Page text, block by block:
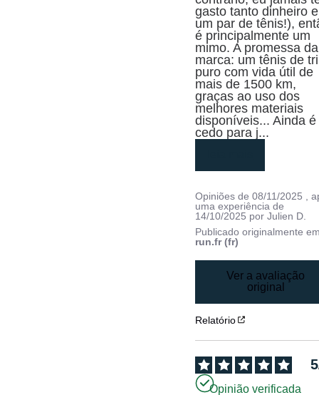
gasto tanto dinheiro
um par de tênis!),
é principalmente um
mimo. A promessa da
marca: um tênis de
puro com vida útil de
mais de 1500 km,
graças ao uso dos
melhores materiais
disponíveis... Ainda é
cedo para j...
Opiniões de08/11/2025
,
uma experiência de
14/10/2025 porJulien D.
Publicado originalmente
run.fr (fr)
Ver a avaliação
original
Relatório
5
Opinião verificada